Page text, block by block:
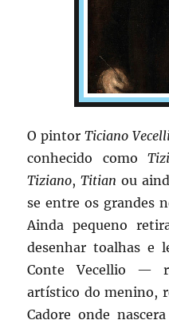
O pintorTiciano
conhecido como
Tiziano,Titian ou
se entre os grandes
Ainda pequeno
desenhar toalhas e
Conte Vecellio —
artístico do menino,
Cadore onde